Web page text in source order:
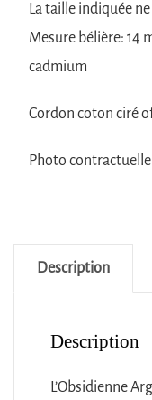
La taille indiquée
Mesure bélière: 14
cadmium
Cordon coton ciré
Photo contractuelle
Description
Description
L’Obsidienne